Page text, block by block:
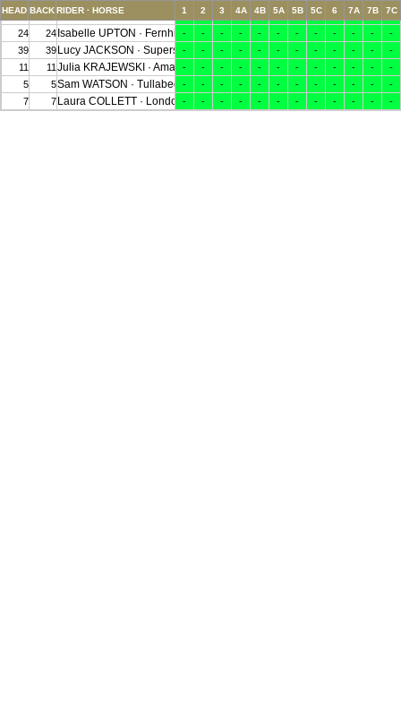
HEAD BACKRIDER · HORSE 1 2 3 4A 4B 5A 5B 5C 6 7A 7B 7C
19
19 William LEVETT · Shannondale Titan
- - - - - - - - - - -
-
24
24 Isabelle UPTON · Fernhill Rockstar
- - - - - - - - - - -
-
39
39 Lucy JACKSON · Superstition
- - - - - - - - - - -
-
11
11 Julia KRAJEWSKI · Amande de b'Néville
- - - - - - - - - - -
-
5
5Sam WATSON · Tullabeg Flamenco
- - - - - - - - - - -
-
7
7 Laura COLLETT · London 52
- - - - - - - - - - -
-